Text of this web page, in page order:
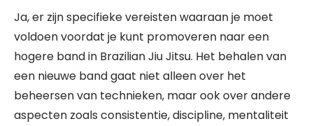
Ja, er zijn specifieke vereisten waaraan je moet
voldoen voordat je kunt promoveren naar een
hogere band in Brazilian Jiu Jitsu. Het behalen van
een nieuwe band gaat niet alleen over het
beheersen van technieken, maar ook over andere
aspecten zoals consistentie, discipline, mentaliteit